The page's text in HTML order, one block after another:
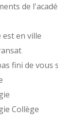
de
est en ville
fini de vous
Collège